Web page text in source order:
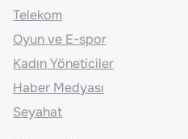
Telekom
Oyun ve E-spor
Kadın Yöneticiler
Haber Medyası
Seyahat